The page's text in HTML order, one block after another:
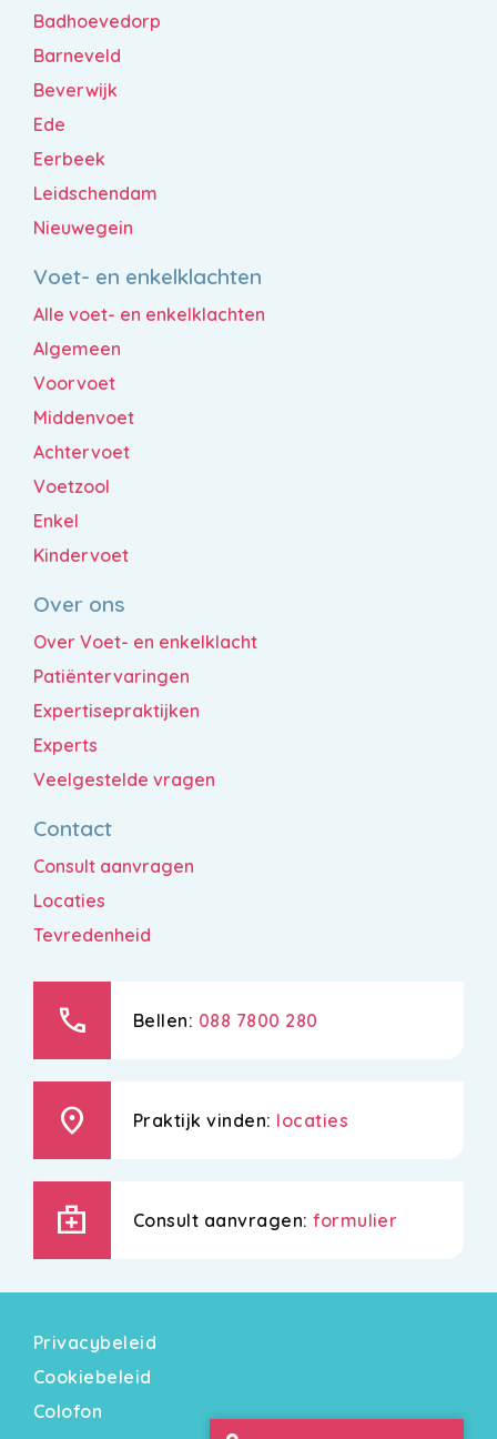
Badhoevedorp
Barneveld
Beverwijk
Ede
Eerbeek
Leidschendam
Nieuwegein
Voet- en enkelklachten
Alle voet- en enkelklachten
Algemeen
Voorvoet
Middenvoet
Achtervoet
Voetzool
Enkel
Kindervoet
Over ons
Over Voet- en enkelklacht
Patiëntervaringen
Expertisepraktijken
Experts
Veelgestelde vragen
Contact
Consult aanvragen
Locaties
Tevredenheid
call Bellen: 088 7800 280
location_on Praktijk vinden: locaties
medical_services Consult aanvragen:formulier
Privacybeleid
Cookiebeleid
Colofon